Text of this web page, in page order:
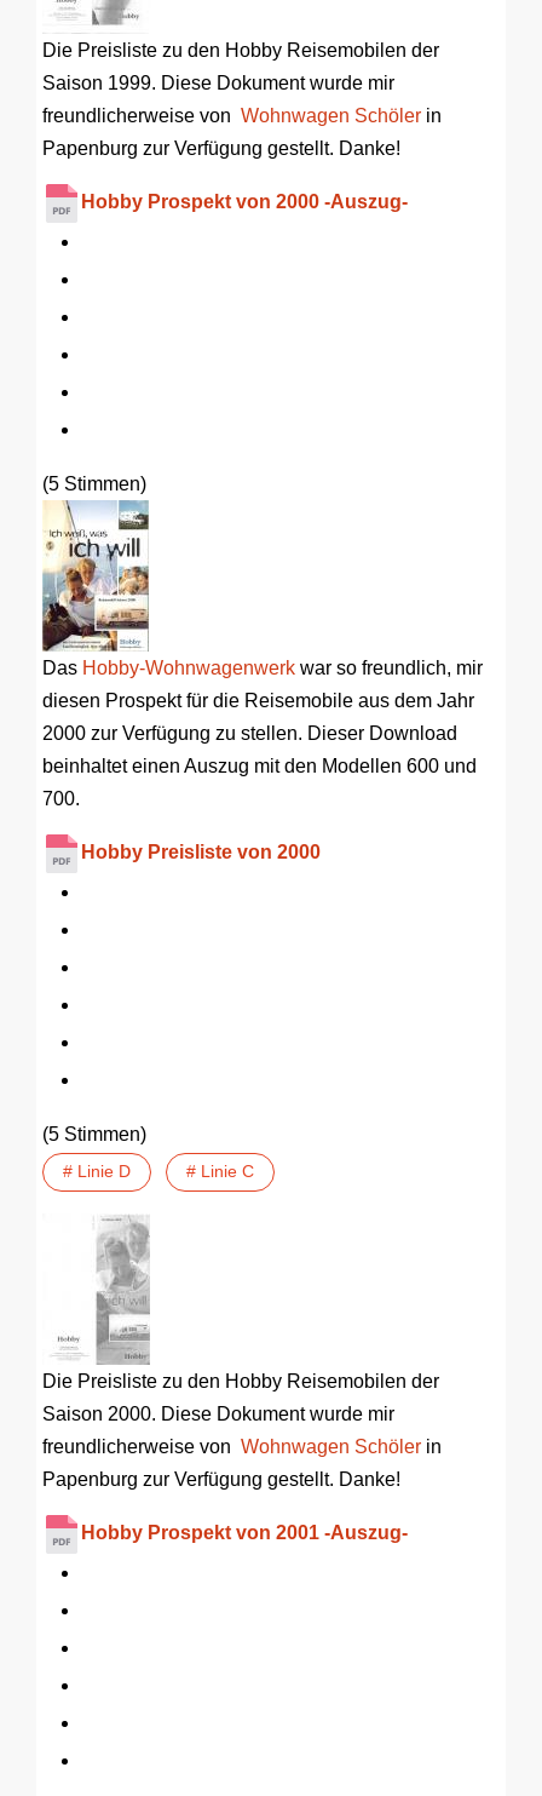
Die Preisliste zu den Hobby Reisemobilen der
Saison 1999. Diese Dokument wurde mir
freundlicherweise von Wohnwagen Schöler in
Papenburg zur Verfügung gestellt. Danke!
Hobby Prospekt von 2000 -Auszug-
(5 Stimmen)
Das Hobby-Wohnwagenwerk war so freundlich, mir
diesen Prospekt für die Reisemobile aus dem Jahr
2000 zur Verfügung zu stellen. Dieser Download
beinhaltet einen Auszug mit den Modellen 600 und
700.
Hobby Preisliste von 2000
(5 Stimmen)
# Linie D # Linie C
Die Preisliste zu den Hobby Reisemobilen der
Saison 2000. Diese Dokument wurde mir
freundlicherweise von Wohnwagen Schöler in
Papenburg zur Verfügung gestellt. Danke!
Hobby Prospekt von 2001 -Auszug-